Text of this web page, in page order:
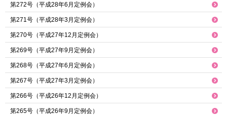
第272号（平成28年6月定例会）
第271号（平成28年3月定例会）
第270号（平成27年12月定例会）
第269号（平成27年9月定例会）
第268号（平成27年6月定例会）
第267号（平成27年3月定例会）
第266号（平成26年12月定例会）
第265号（平成26年9月定例会）